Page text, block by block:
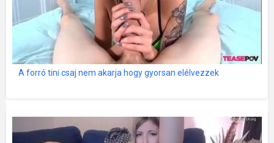
A forró tini csaj nem akarja hogy gyorsan elélvezzek